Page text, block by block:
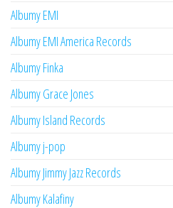
Albumy EMI
Albumy EMI America Records
Albumy Finka
Albumy Grace Jones
Albumy Island Records
Albumy j-pop
Albumy Jimmy Jazz Records
Albumy Kalafiny